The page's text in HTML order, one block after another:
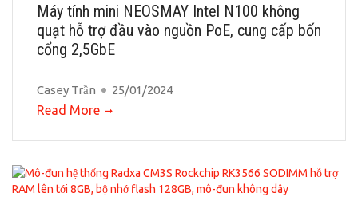
Máy tính mini NEOSMAY Intel N100 không
quạt hỗ trợ đầu vào nguồn PoE, cung cấp bốn
cổng 2,5GbE
Casey Trần 25/01/2024
Read More